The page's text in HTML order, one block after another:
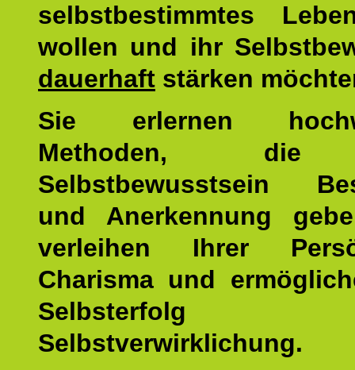
selbstbestimmtes
wollen und ihr
dauerhaft stärken
Sie erlernen
Methoden, die
Selbstbewusstsein
und Anerkennung
verleihen Ihrer
Charisma und
Selbstverwirklichung.